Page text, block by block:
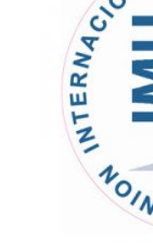
1,50€